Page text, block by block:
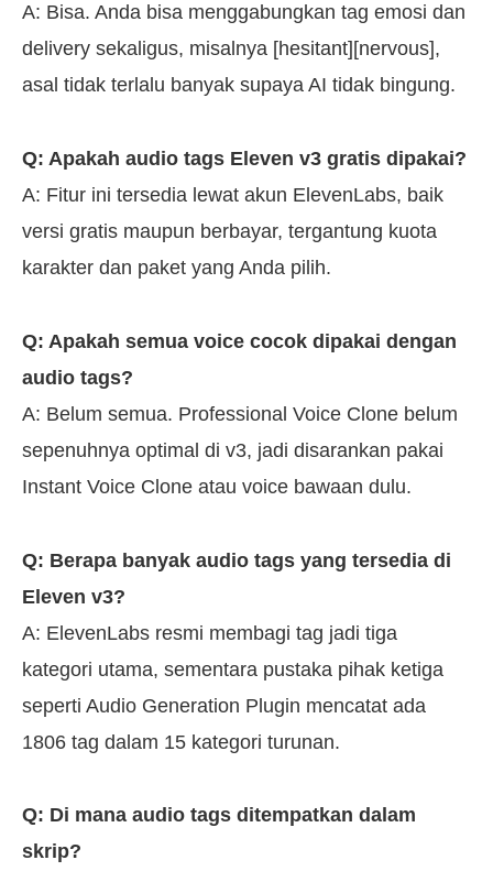
A: Bisa. Anda bisa menggabungkan tag emosi dan
delivery sekaligus, misalnya [hesitant][nervous],
asal tidak terlalu banyak supaya AI tidak bingung.
Q: Apakah audio tags Eleven v3 gratis dipakai?
A: Fitur ini tersedia lewat akun ElevenLabs, baik
versi gratis maupun berbayar, tergantung kuota
karakter dan paket yang Anda pilih.
Q: Apakah semua voice cocok dipakai dengan
audio tags?
A: Belum semua. Professional Voice Clone belum
sepenuhnya optimal di v3, jadi disarankan pakai
Instant Voice Clone atau voice bawaan dulu.
Q: Berapa banyak audio tags yang tersedia di
Eleven v3?
A: ElevenLabs resmi membagi tag jadi tiga
kategori utama, sementara pustaka pihak ketiga
seperti Audio Generation Plugin mencatat ada
1806 tag dalam 15 kategori turunan.
Q: Di mana audio tags ditempatkan dalam
skrip?